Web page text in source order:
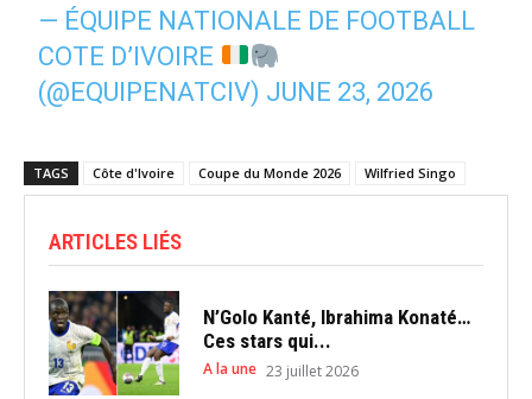
— ÉQUIPE NATIONALE DE FOOTBALL
COTE D’IVOIRE
(@EQUIPENATCIV) JUNE 23, 2026
TAGS Côte d'Ivoire Coupe du Monde 2026 Wilfried Singo
ARTICLES LIÉS
N’Golo Kanté, Ibrahima Konaté…
Ces stars qui...
A la une 23 juillet 2026